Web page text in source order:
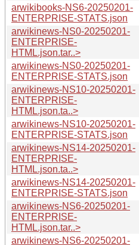
arwikibooks-NS6-20250201-
ENTERPRISE-STATS.json
arwikinews-NS0-20250201-
ENTERPRISE-
HTML.json.tar..>
arwikinews-NS0-20250201-
ENTERPRISE-STATS.json
arwikinews-NS10-20250201-
ENTERPRISE-
HTML.json.ta..>
arwikinews-NS10-20250201-
ENTERPRISE-STATS.json
arwikinews-NS14-20250201-
ENTERPRISE-
HTML.json.ta..>
arwikinews-NS14-20250201-
ENTERPRISE-STATS.json
arwikinews-NS6-20250201-
ENTERPRISE-
HTML.json.tar..>
arwikinews-NS6-20250201-